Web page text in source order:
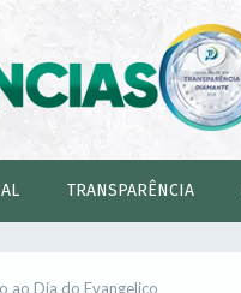
TRANSPARÊNCIA
ao Dia do Evangelico